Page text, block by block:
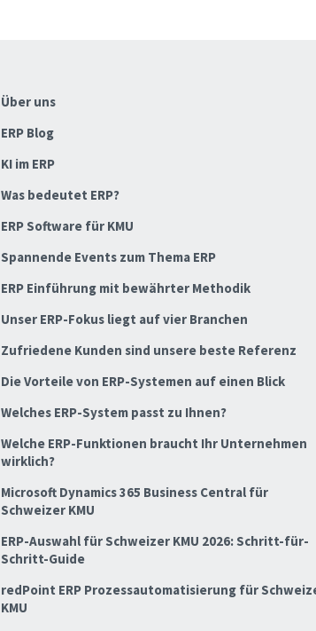
Über uns
ERP Blog
KI im ERP
Was bedeutet ERP?
ERP Software für KMU
Spannende Events zum Thema ERP
ERP Einführung mit bewährter Methodik
Unser ERP-Fokus liegt auf vier Branchen
Zufriedene Kunden sind unsere beste Referenz
Die Vorteile von ERP-Systemen auf einen Blick
Welches ERP-System passt zu Ihnen?
Welche ERP-Funktionen braucht Ihr Unternehmen
wirklich?
Microsoft Dynamics 365 Business Central für
Schweizer KMU
ERP-Auswahl für Schweizer KMU 2026: Schritt-für-
Schritt-Guide
redPoint ERP Prozessautomatisierung für
KMU